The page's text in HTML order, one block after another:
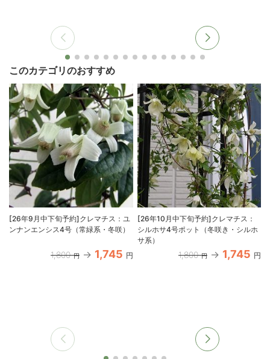
このカテゴリのおすすめ
[26年9月中下旬予約]クレマチス：ユ
ンナンエンシス4号（常緑系・冬咲）
1,800 円 1,745 円
[26年10月中下旬予約]クレマチス：
シルホサ4号ポット（冬咲き・シルホ
サ系）
1,800 円 1,745 円